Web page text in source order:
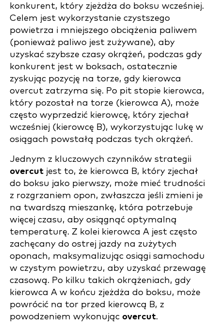
konkurent, który zjeżdża do boksu wcześniej.
Celem jest wykorzystanie czystszego
powietrza i mniejszego obciążenia paliwem
(ponieważ paliwo jest zużywane), aby
uzyskać szybsze czasy okrążeń, podczas gdy
konkurent jest w boksach, ostatecznie
zyskując pozycję na torze, gdy kierowca
overcut zatrzyma się. Po pit stopie kierowca,
który pozostał na torze (kierowca A), może
często wyprzedzić kierowcę, który zjechał
wcześniej (kierowcę B), wykorzystując lukę w
osiągach powstałą podczas tych okrążeń.
Jednym z kluczowych czynników strategii
overcut jest to, że kierowca B, który zjechał
do boksu jako pierwszy, może mieć trudności
z rozgrzaniem opon, zwłaszcza jeśli zmieni je
na twardszą mieszankę, która potrzebuje
więcej czasu, aby osiągnąć optymalną
temperaturę. Z kolei kierowca A jest często
zachęcany do ostrej jazdy na zużytych
oponach, maksymalizując osiągi samochodu
w czystym powietrzu, aby uzyskać przewagę
czasową. Po kilku takich okrążeniach, gdy
kierowca A w końcu zjeżdża do boksu, może
powrócić na tor przed kierowcą B, z
powodzeniem wykonując overcut.